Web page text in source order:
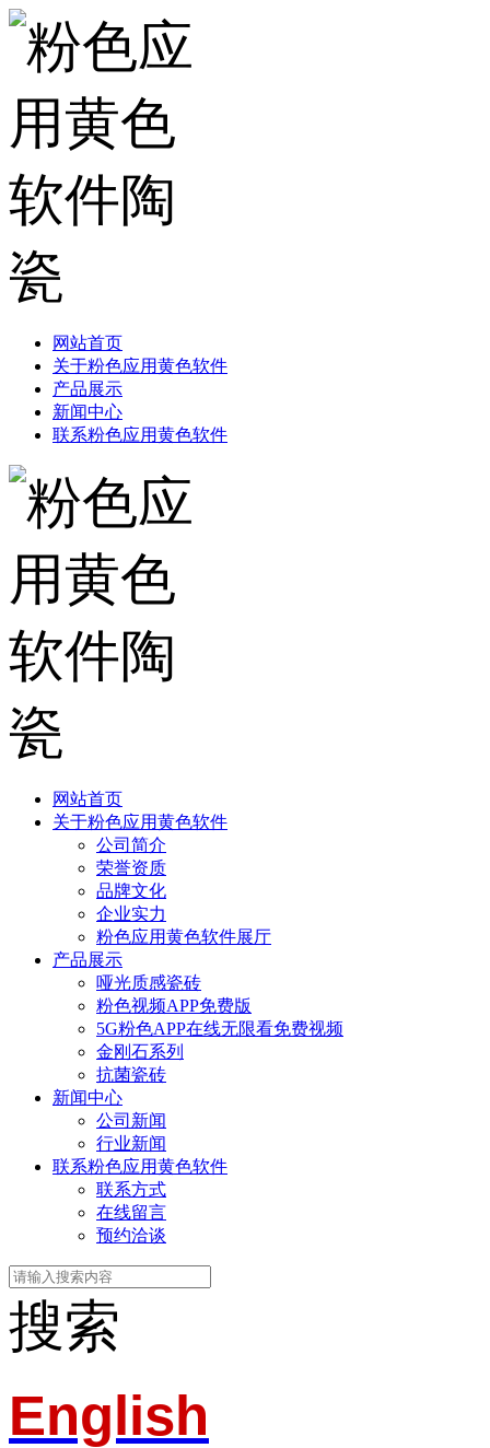
网站首页
关于粉色应用黄色软件
产品展示
新闻中心
联系粉色应用黄色软件
网站首页
关于粉色应用黄色软件
公司简介
荣誉资质
品牌文化
企业实力
粉色应用黄色软件展厅
产品展示
哑光质感瓷砖
粉色视频APP免费版
5G粉色APP在线无限看免费视频
金刚石系列
抗菌瓷砖
新闻中心
公司新闻
行业新闻
联系粉色应用黄色软件
联系方式
在线留言
预约洽谈
搜索
English